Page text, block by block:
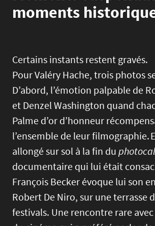
moments
Certains instants restent gravés.
Pour Valéry Hache, trois photos
D’abord, l’émotion palpable de
et Denzel Washington quand
Palme d’or d’honneur
l’ensemble de leur filmographie.
allongé sur sol à la fin du
documentaire qui lui était
François Becker évoque lui son
Robert De Niro, sur une terrasse
festivals. Une rencontre rare